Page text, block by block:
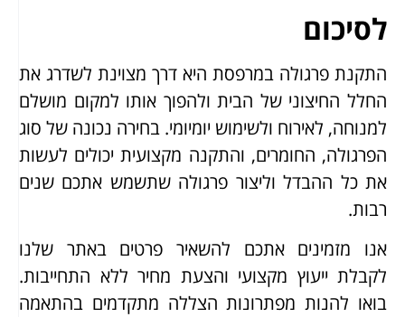
לסיכום
התקנת פרגולה במרפסת היא דרך מצוינת לשדרג את
החלל החיצוני של הבית ולהפוך אותו למקום מושלם
למנוחה, לאירוח ולשימוש יומיומי. בחירה נכונה של סוג
הפרגולה, החומרים, והתקנה מקצועית יכולים לעשות
את כל ההבדל וליצור פרגולה שתשמש אתכם שנים
רבות.
אנו מזמינים אתכם להשאיר פרטים באתר שלנו
לקבלת ייעוץ מקצועי והצעת מחיר ללא התחייבות.
בואו להנות מפתרונות הצללה מתקדמים בהתאמה